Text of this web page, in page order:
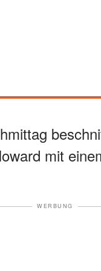
mit
WERBUNG